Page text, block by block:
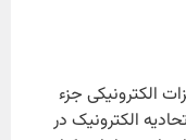
جزء
الکترونیک در